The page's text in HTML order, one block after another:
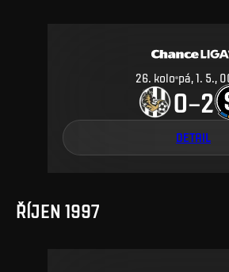
26. kolo pá, 1. 5.,
0–2
DETAIL
ŘÍJEN 1997